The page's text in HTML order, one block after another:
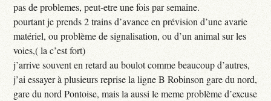
pas de problemes, peut-etre une fois par semaine.
pourtant je prends 2 trains d’avance en prévision d’une avarie
matériel, ou problème de signalisation, ou d’un animal sur les
voies,( la c’est fort)
j’arrive souvent en retard au boulot comme beaucoup d’autres,
j’ai essayer à plusieurs reprise la ligne B Robinson gare du nord,
gare du nord Pontoise, mais la aussi le meme problème d’excuse